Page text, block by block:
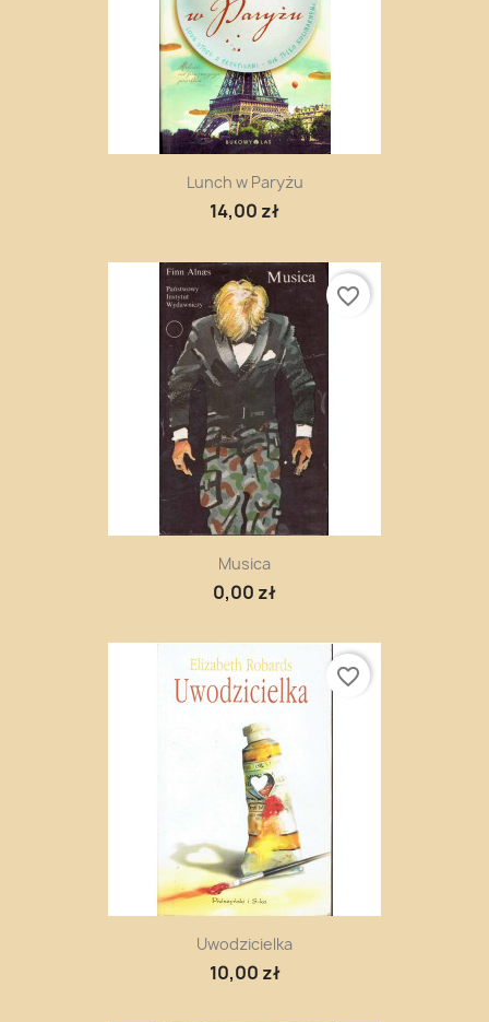
Lunch w Paryżu
14,00 zł
Musica
0,00 zł
favorite_border
Uwodzicielka
10,00 zł
favorite_border